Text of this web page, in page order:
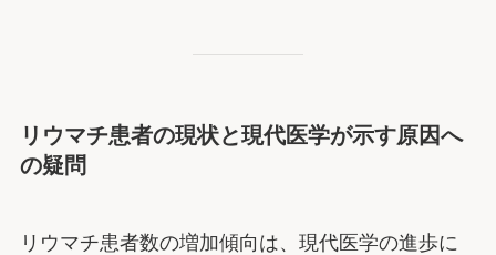
リウマチ患者の現状と現代医学が示す原因へ
の疑問
リウマチ患者数の増加傾向は、現代医学の進歩に